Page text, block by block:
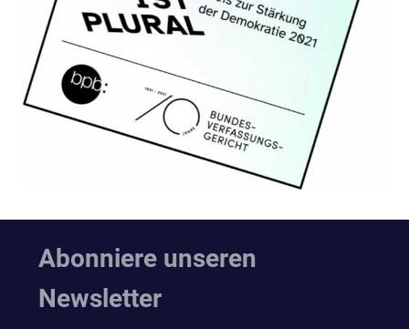
Abonniere unseren
Newsletter